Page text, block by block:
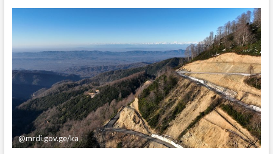
t
t
o
n
@mrdi.gov.ge/ka